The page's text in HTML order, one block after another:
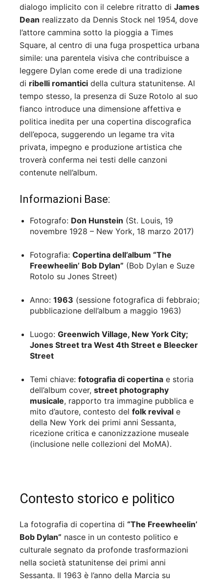
dialogo implicito con il celebre ritratto di James
Dean realizzato da Dennis Stock nel 1954, dove
l’attore cammina sotto la pioggia a Times
Square, al centro di una fuga prospettica urbana
simile: una parentela visiva che contribuisce a
leggere Dylan come erede di una tradizione
di ribelli romantici della cultura statunitense. Al
tempo stesso, la presenza di Suze Rotolo al suo
fianco introduce una dimensione affettiva e
politica inedita per una copertina discografica
dell’epoca, suggerendo un legame tra vita
privata, impegno e produzione artistica che
troverà conferma nei testi delle canzoni
contenute nell’album.
Informazioni Base:
Fotografo: Don Hunstein (St. Louis, 19
novembre 1928 – New York, 18 marzo 2017)
Fotografia: Copertina dell’album “The
Freewheelin’ Bob Dylan” (Bob Dylan e Suze
Rotolo su Jones Street)
Anno: 1963 (sessione fotografica di febbraio;
pubblicazione dell’album a maggio 1963)
Luogo: Greenwich Village, New York City;
Jones Street tra West 4th Street e Bleecker
Street
Temi chiave: fotografia di copertina e storia
dell’album cover, street photography
musicale, rapporto tra immagine pubblica e
mito d’autore, contesto del folk revival e
della New York dei primi anni Sessanta,
ricezione critica e canonizzazione museale
(inclusione nelle collezioni del MoMA).
Contesto storico e politico
La fotografia di copertina di “The Freewheelin’
Bob Dylan” nasce in un contesto politico e
culturale segnato da profonde trasformazioni
nella società statunitense dei primi anni
Sessanta. Il 1963 è l’anno della Marcia su